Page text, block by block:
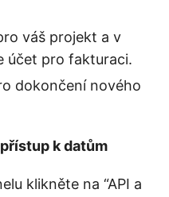
váš projekt a v
účet pro fakturaci.
dokončení nového
k datům
klikněte na “API a